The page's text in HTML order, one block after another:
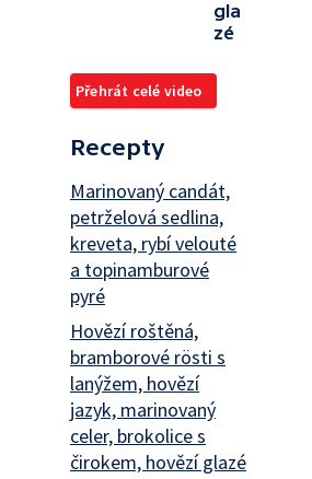
gla
zé
Přehrát celé video
Recepty
Marinovaný candát,
petrželová sedlina,
kreveta, rybí velouté
a topinamburové
pyré
Hovězí roštěná,
bramborové rösti s
lanýžem, hovězí
jazyk, marinovaný
celer, brokolice s
čirokem, hovězí glazé